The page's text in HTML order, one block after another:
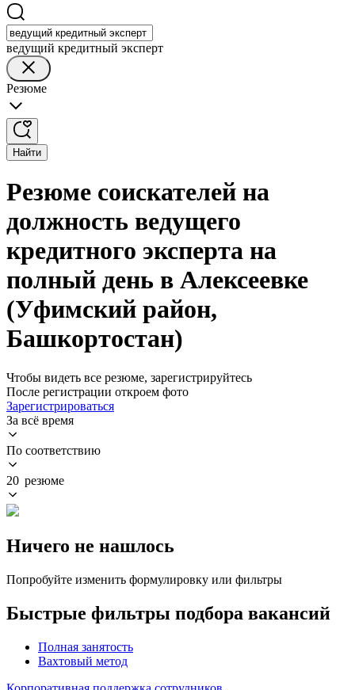
ведущий кредитный эксперт
Резюме
Найти
Резюме соискателей на
должность ведущего
кредитного эксперта на
полный день в Алексеевке
(Уфимский район,
Башкортостан)
Чтобы видеть все резюме, зарегистрируйтесь
После регистрации откроем фото
Зарегистрироваться
За всё время
По соответствию
20 резюме
Ничего не нашлось
Попробуйте изменить формулировку или фильтры
Быстрые фильтры подбора вакансий
Полная занятость
Вахтовый метод